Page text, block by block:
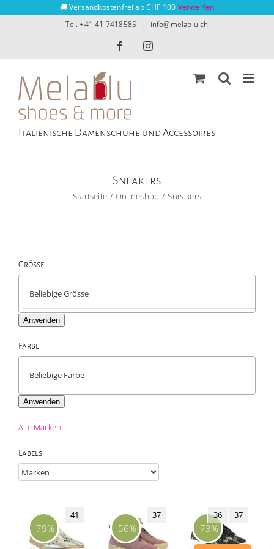
🚚 Versandkostenfrei ab CHF 100 Verwerfen
Tel. +41 41 7418585 | info@melablu.ch
FacebookInstagram
Italienische Damenschuhe und Accessoires
Sneakers
Startseite Onlineshop Sneakers
-79%
41
-56%
37
-73%
36 37
Grösse
Anwenden
Farbe
Anwenden
Alle Marken
Labels